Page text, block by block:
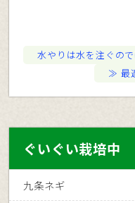
水やりは水を注ぐの
最
ぐいぐい栽培中
九条ネギ